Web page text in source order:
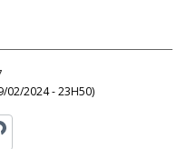
02/2024 - 23H50)